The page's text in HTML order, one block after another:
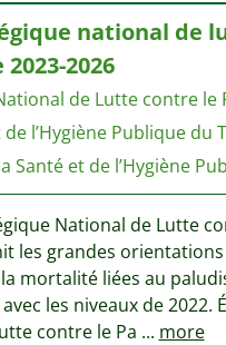
national de
2026
de Lutte contre le
l’Hygiène Publique du
Santé et de l’Hygiène
National de Lutte
les grandes
mortalité liées au
les niveaux de 2022.
contre le Pa ... more